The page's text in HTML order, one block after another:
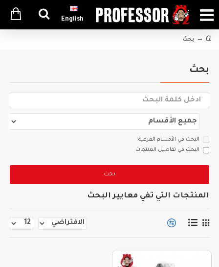
English
بحث
بحث
البحث في الأقسام الفرعية
البحث في تفاصيل المنتجات
بحث
المنتجات التي تفي معايير البحث